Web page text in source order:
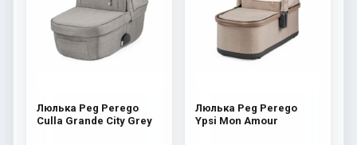
Люлька Peg Perego
Culla Grande City Grey
Люлька Peg Perego
Ypsi Mon Amour